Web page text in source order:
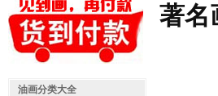
著名
油画分类大全